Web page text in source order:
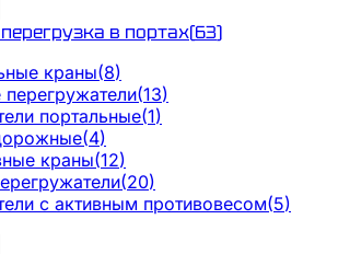
в портах(63)
краны(8)
перегружатели(13)
портальные(1)
(4)
краны(12)
(20)
с активным противовесом(5)